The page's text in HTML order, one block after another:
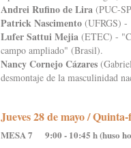
Andrei Rufino de Lira (PUC-
Patrick Nascimento (UFRGS) -
Lufer Sattui Mejia (ETEC) -
campo ampliado" (Brasil).
Nancy Cornejo Cázares
desmontaje de la masculinidad
Jueves 28 de mayo /
MESA 7 9:00 - 10:45 h (huso